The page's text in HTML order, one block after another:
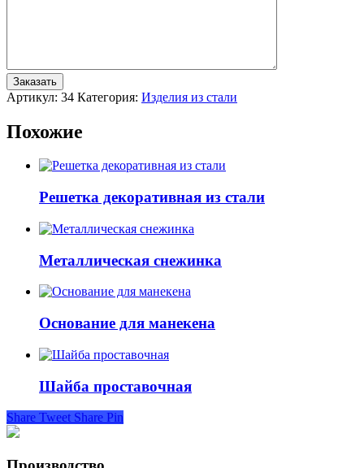
Артикул: 34 Категория: Изделия из стали
Похожие
Решетка декоративная из стали
Металлическая снежинка
Основание для манекена
Шайба проставочная
Share Tweet Share Pin